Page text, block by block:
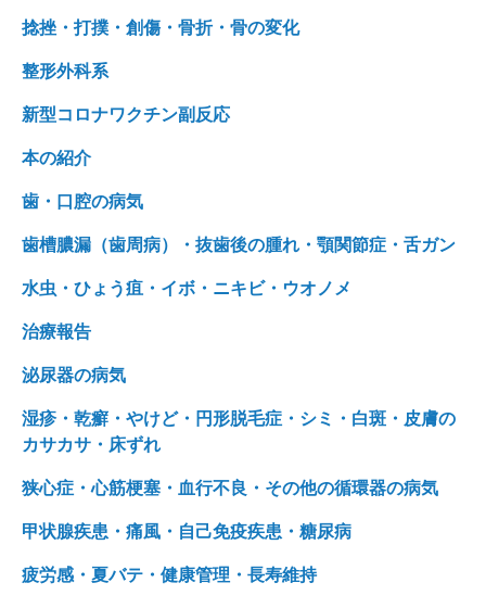
捻挫・打撲・創傷・骨折・骨の変化
整形外科系
新型コロナワクチン副反応
本の紹介
歯・口腔の病気
歯槽膿漏（歯周病）・抜歯後の腫れ・顎関節症・舌ガン
水虫・ひょう疽・イボ・ニキビ・ウオノメ
治療報告
泌尿器の病気
湿疹・乾癬・やけど・円形脱毛症・シミ・白斑・皮膚の
カサカサ・床ずれ
狭心症・心筋梗塞・血行不良・その他の循環器の病気
甲状腺疾患・痛風・自己免疫疾患・糖尿病
疲労感・夏バテ・健康管理・長寿維持